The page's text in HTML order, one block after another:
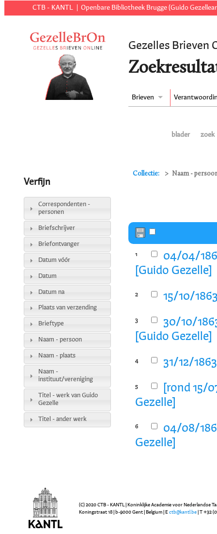
CTB - KANTL Openbare Bibliotheek Brugge (Guido
Gezelles Brieven
Brieven
blader zoek
Collectie: Naam -
1
04/04/
[Guido Gezelle]
2 15/10/
3
30/10/
[Guido Gezelle]
4 31/12/
5
[rond 15/
Gezelle]
6
04/08/
Gezelle]
Verfijn
Correspondenten -
personen
Briefschrijver
Briefontvanger
Datum vóór
Datum
Datum na
Plaats van verzending
Brieftype
Naam - persoon
Naam - plaats
Naam -
instituut/vereniging
Titel - werk van Guido
Gezelle
Titel - ander werk
(C) 2020 CTB - KANTL | Koninklijke Academie voor Nederlandse
Koningstraat 18 | b-9000 Gent | Belgium | E ctb@kantl.be | T +32